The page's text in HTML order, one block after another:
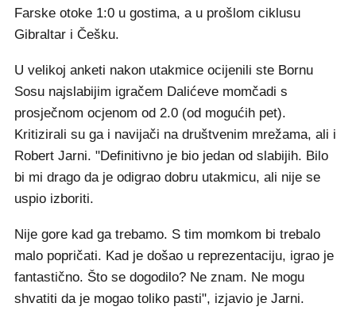
Farske otoke 1:0 u gostima, a u prošlom ciklusu
Gibraltar i Češku.
U velikoj anketi nakon utakmice ocijenili ste Bornu
Sosu najslabijim igračem Dalićeve momčadi s
prosječnom ocjenom od 2.0 (od mogućih pet).
Kritizirali su ga i navijači na društvenim mrežama, ali i
Robert Jarni. "Definitivno je bio jedan od slabijih. Bilo
bi mi drago da je odigrao dobru utakmicu, ali nije se
uspio izboriti.
Nije gore kad ga trebamo. S tim momkom bi trebalo
malo popričati. Kad je došao u reprezentaciju, igrao je
fantastično. Što se dogodilo? Ne znam. Ne mogu
shvatiti da je mogao toliko pasti", izjavio je Jarni.